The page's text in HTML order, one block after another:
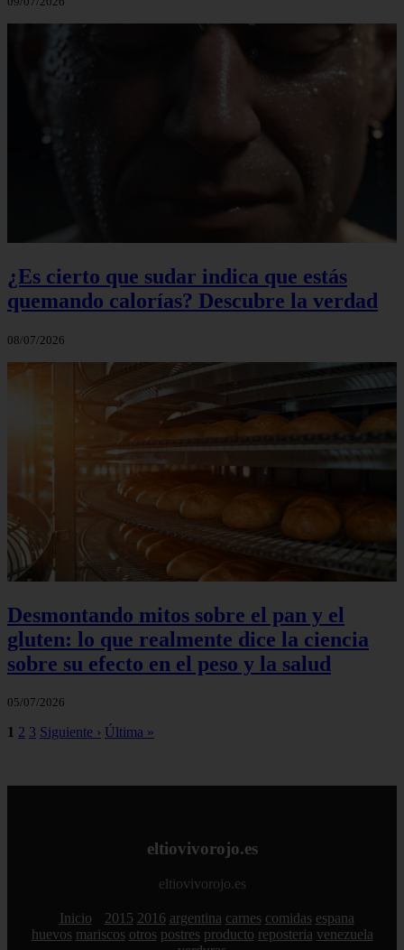
¿Es cierto que sudar indica que estás
quemando calorías? Descubre la verdad
08/07/2026
Desmontando mitos sobre el pan y el
gluten: lo que realmente dice la ciencia
sobre su efecto en el peso y la salud
05/07/2026
1 2 3 Siguiente › Última »
eltiovivorojo.es
eltiovivorojo.es
Inicio 2015 2016 argentina carnes comidas espana
huevos mariscos otros postres producto reposteria venezuela